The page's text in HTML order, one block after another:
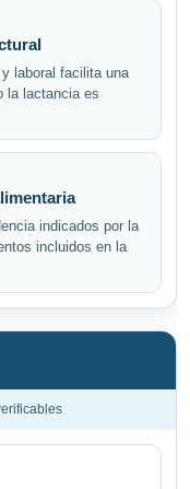
laboral facilita una
la lactancia es
indicados por la
incluidos en la